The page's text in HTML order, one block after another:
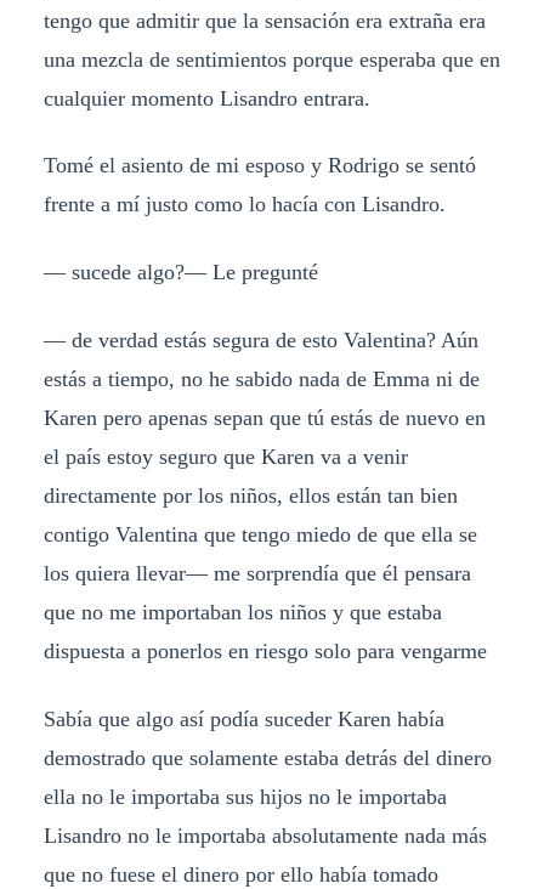
tengo que admitir que la sensación era extraña era
una mezcla de sentimientos porque esperaba que en
cualquier momento Lisandro entrara.
Tomé el asiento de mi esposo y Rodrigo se sentó
frente a mí justo como lo hacía con Lisandro.
— sucede algo?— Le pregunté
— de verdad estás segura de esto Valentina? Aún
estás a tiempo, no he sabido nada de Emma ni de
Karen pero apenas sepan que tú estás de nuevo en
el país estoy seguro que Karen va a venir
directamente por los niños, ellos están tan bien
contigo Valentina que tengo miedo de que ella se
los quiera llevar— me sorprendía que él pensara
que no me importaban los niños y que estaba
dispuesta a ponerlos en riesgo solo para vengarme
Sabía que algo así podía suceder Karen había
demostrado que solamente estaba detrás del dinero
ella no le importaba sus hijos no le importaba
Lisandro no le importaba absolutamente nada más
que no fuese el dinero por ello había tomado